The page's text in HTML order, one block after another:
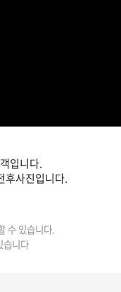
입니다.
후사진입니다.
수 있습니다.
습니다